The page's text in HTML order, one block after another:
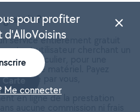
gratuit ?
service entièrement gratuit
tout utilisateur cherchant un
ou particulier, pour une
de matériel. Payez
fixé par vous,
en ligne de la prestation
Carte
pour profiter
Me connecter